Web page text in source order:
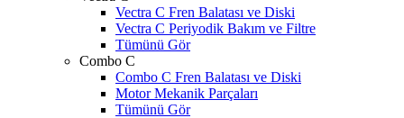
Vectra C Fren Balatası ve Diski
Vectra C Periyodik Bakım ve Filtre
Tümünü Gör
Combo C
Combo C Fren Balatası ve Diski
Motor Mekanik Parçaları
Tümünü Gör